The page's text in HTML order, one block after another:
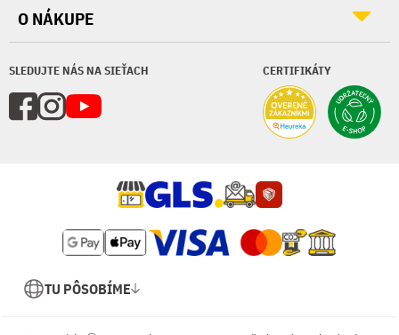
SLEDUJTE NÁS NA SIEŤACH CERTIFIKÁTY
O NÁKUPE
TU PÔSOBÍME